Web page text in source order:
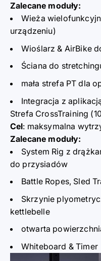
Zalecane moduły:
Wieża
urządzeniu)
Wioślarz & AirBike d
Ściana do
mała strefa PT dla
Integracja z
Strefa CrossTraining
Cel: maksymalna
Zalecane moduły:
System Rig z
do przysiadów
Battle Ropes, Sled
Skrzynie
kettlebelle
otwarta powierzchni
Whiteboard & Timer